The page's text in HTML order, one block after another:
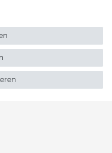
Facebook
auf Twitter
25 auf
Netshop 25 auf
Netshop